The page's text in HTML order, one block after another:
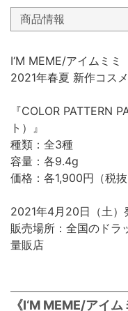
商品情報
I‘M MEME/アイムミミ
2021年春夏 新作コスメ
『COLOR PATTERN
ト）』
種類：全3種
容量：各9.4g
価格：各1,900円（税抜
2021年4月20日（土）
販売場所：全国のドラ
量販店
《I‘M MEME/アイ